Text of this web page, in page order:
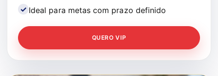
Ideal para metas com prazo definido
QUERO VIP